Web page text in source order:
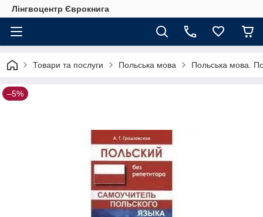
Лінгвоцентр Єврокнига
Товари та послуги Польська мова Польська мова.
–5%